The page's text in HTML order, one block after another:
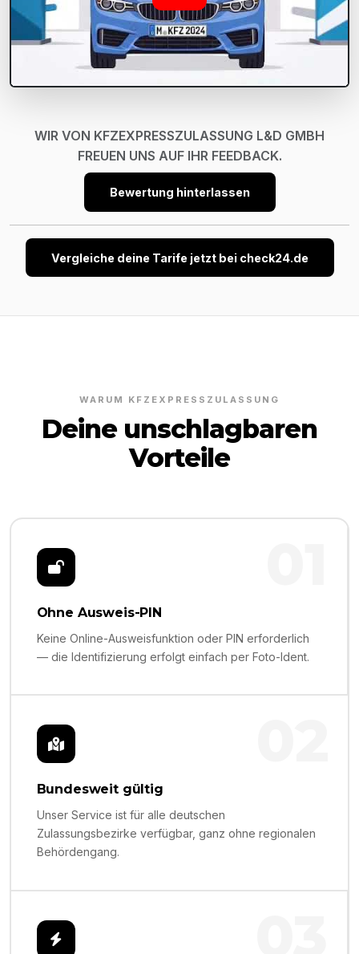
WIR VON KFZEXPRESSZULASSUNG L&D GMBH
FREUEN UNS AUF IHR FEEDBACK.
Bewertung hinterlassen
Vergleiche deine Tarife jetzt bei check24.de
WARUM KFZEXPRESSZULASSUNG
Deine unschlagbaren
Vorteile
Ohne Ausweis-PIN
Keine Online-Ausweisfunktion oder PIN erforderlich
— die Identifizierung erfolgt einfach per Foto-Ident.
Bundesweit gültig
Unser Service ist für alle deutschen
Zulassungsbezirke verfügbar, ganz ohne regionalen
Behördengang.